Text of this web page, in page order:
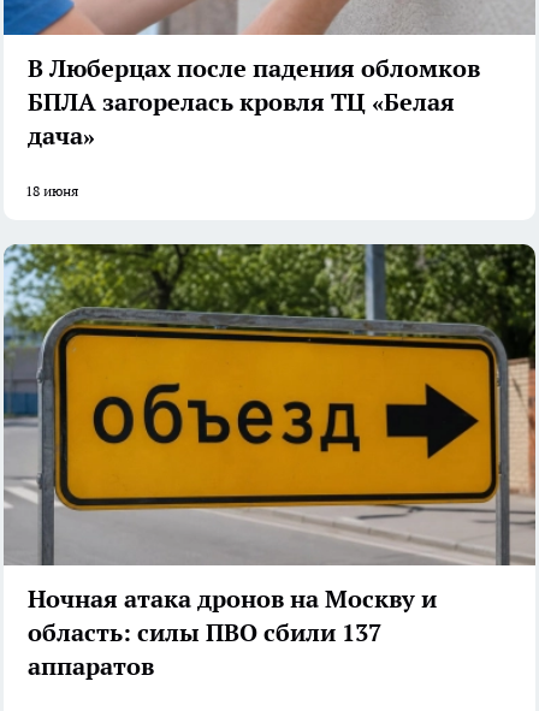
В Люберцах после падения обломков
БПЛА загорелась кровля ТЦ «Белая
дача»
18 июня
Ночная атака дронов на Москву и
область: силы ПВО сбили 137
аппаратов